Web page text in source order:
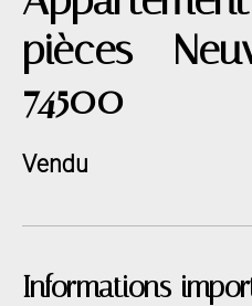
pièces -
74500
Vendu
Informations